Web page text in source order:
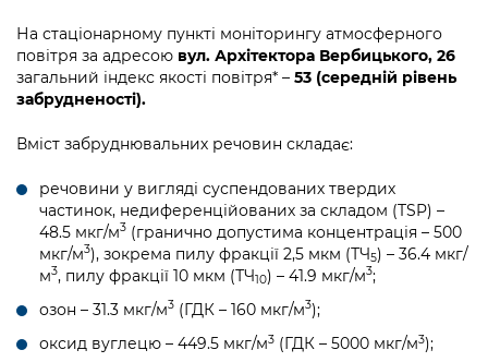
На стаціонарному пункті моніторингу атмосферного
повітря за адресою вул. Архітектора Вербицького, 26
загальний індекс якості повітря* – 53 (середній рівень
забрудненості).
Вміст забруднювальних речовин складає:
речовини у вигляді суспендованих твердих
частинок, недиференційованих за складом (TSP) –
48.5 мкг/м3 (гранично допустима концентрація – 500
мкг/м3), зокрема пилу фракції 2,5 мкм (ТЧ5) – 36.4 мкг/
м3, пилу фракції 10 мкм (ТЧ10) – 41.9 мкг/м3;
озон – 31.3 мкг/м3 (ГДК – 160 мкг/м3);
оксид вуглецю – 449.5 мкг/м3 (ГДК – 5000 мкг/м3);